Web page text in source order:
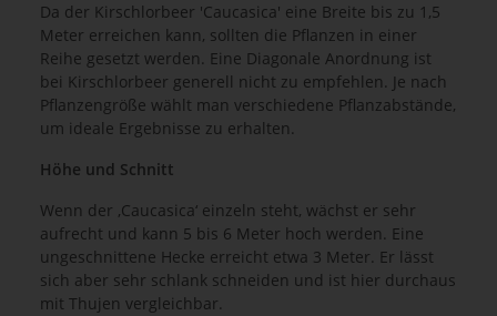
Da der Kirschlorbeer 'Caucasica' eine Breite bis zu 1,5
Meter erreichen kann, sollten die Pflanzen in einer
Reihe gesetzt werden. Eine Diagonale Anordnung ist
bei Kirschlorbeer generell nicht zu empfehlen. Je nach
Pflanzengröße wählt man verschiedene Pflanzabstände,
um ideale Ergebnisse zu erhalten.
Höhe und Schnitt
Wenn der ‚Caucasica‘ einzeln steht, wächst er sehr
aufrecht und kann 5 bis 6 Meter hoch werden. Eine
ungeschnittene Hecke erreicht etwa 3 Meter. Er lässt
sich aber sehr schlank schneiden und ist hier durchaus
mit Thujen vergleichbar.